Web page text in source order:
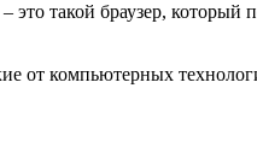
такой браузер, который
от компьютерных